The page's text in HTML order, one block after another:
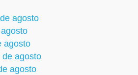
agosto
agosto
de agosto
agosto